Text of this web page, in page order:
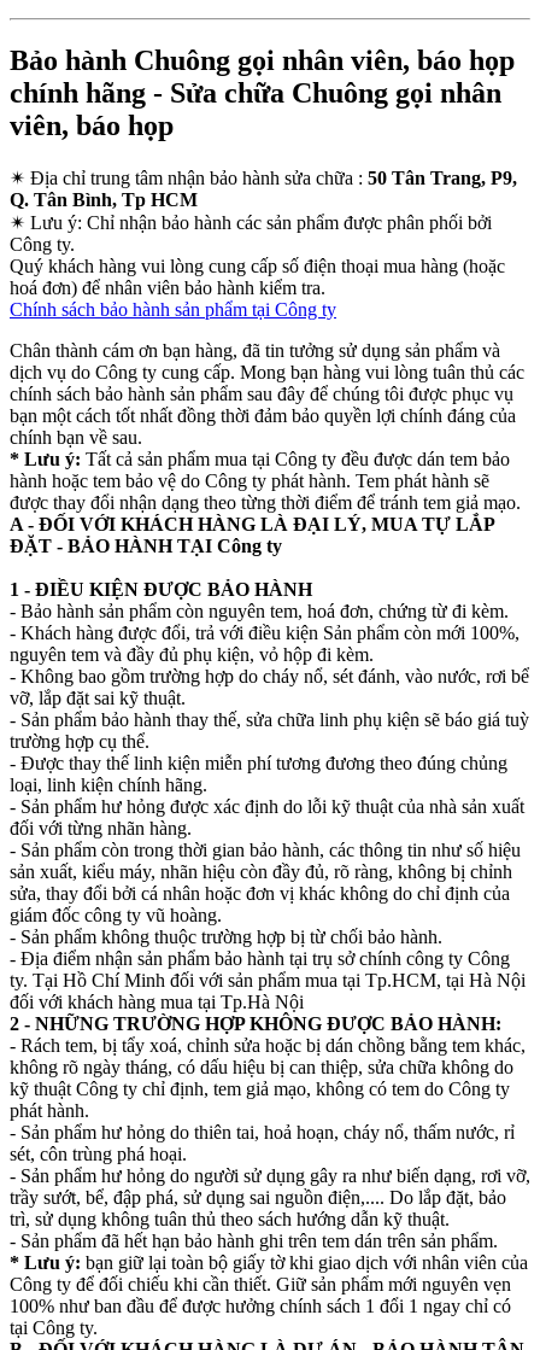
Bảo hành Chuông gọi nhân viên, báo họp
chính hãng - Sửa chữa Chuông gọi nhân
viên, báo họp
✴ Địa chỉ trung tâm nhận bảo hành sửa chữa : 50 Tân Trang, P9,
Q. Tân Bình, Tp HCM
✴ Lưu ý: Chỉ nhận bảo hành các sản phẩm được phân phối bởi
Công ty.
Quý khách hàng vui lòng cung cấp số điện thoại mua hàng (hoặc
hoá đơn) để nhân viên bảo hành kiểm tra.
Chính sách bảo hành sản phẩm tại Công ty
Chân thành cám ơn bạn hàng, đã tin tưởng sử dụng sản phẩm và
dịch vụ do Công ty cung cấp. Mong bạn hàng vui lòng tuân thủ các
chính sách bảo hành sản phẩm sau đây để chúng tôi được phục vụ
bạn một cách tốt nhất đồng thời đảm bảo quyền lợi chính đáng của
chính bạn về sau.
* Lưu ý: Tất cả sản phẩm mua tại Công ty đều được dán tem bảo
hành hoặc tem bảo vệ do Công ty phát hành. Tem phát hành sẽ
được thay đổi nhận dạng theo từng thời điểm để tránh tem giả mạo.
A - ĐỐI VỚI KHÁCH HÀNG LÀ ĐẠI LÝ, MUA TỰ LẮP
ĐẶT - BẢO HÀNH TẠI Công ty
1 - ĐIỀU KIỆN ĐƯỢC BẢO HÀNH
- Bảo hành sản phẩm còn nguyên tem, hoá đơn, chứng từ đi kèm.
- Khách hàng được đổi, trả với điều kiện Sản phẩm còn mới 100%,
nguyên tem và đầy đủ phụ kiện, vỏ hộp đi kèm.
- Không bao gồm trường hợp do cháy nổ, sét đánh, vào nước, rơi bể
vỡ, lắp đặt sai kỹ thuật.
- Sản phẩm bảo hành thay thế, sửa chữa linh phụ kiện sẽ báo giá tuỳ
trường hợp cụ thể.
- Được thay thế linh kiện miễn phí tương đương theo đúng chủng
loại, linh kiện chính hãng.
- Sản phẩm hư hỏng được xác định do lỗi kỹ thuật của nhà sản xuất
đối với từng nhãn hàng.
- Sản phẩm còn trong thời gian bảo hành, các thông tin như số hiệu
sản xuất, kiểu máy, nhãn hiệu còn đầy đủ, rõ ràng, không bị chỉnh
sửa, thay đổi bởi cá nhân hoặc đơn vị khác không do chỉ định của
giám đốc công ty vũ hoàng.
- Sản phẩm không thuộc trường hợp bị từ chối bảo hành.
- Địa điểm nhận sản phẩm bảo hành tại trụ sở chính công ty Công
ty. Tại Hồ Chí Minh đối với sản phẩm mua tại Tp.HCM, tại Hà Nội
đối với khách hàng mua tại Tp.Hà Nội
2 - NHỮNG TRƯỜNG HỢP KHÔNG ĐƯỢC BẢO HÀNH:
- Rách tem, bị tẩy xoá, chỉnh sửa hoặc bị dán chồng bằng tem khác,
không rõ ngày tháng, có dấu hiệu bị can thiệp, sửa chữa không do
kỹ thuật Công ty chỉ định, tem giả mạo, không có tem do Công ty
phát hành.
- Sản phẩm hư hỏng do thiên tai, hoả hoạn, cháy nổ, thấm nước, rỉ
sét, côn trùng phá hoại.
- Sản phẩm hư hỏng do người sử dụng gây ra như biến dạng, rơi vỡ,
trầy sướt, bể, đập phá, sử dụng sai nguồn điện,.... Do lắp đặt, bảo
trì, sử dụng không tuân thủ theo sách hướng dẫn kỹ thuật.
- Sản phẩm đã hết hạn bảo hành ghi trên tem dán trên sản phẩm.
* Lưu ý: bạn giữ lại toàn bộ giấy tờ khi giao dịch với nhân viên của
Công ty để đối chiếu khi cần thiết. Giữ sản phẩm mới nguyên vẹn
100% như ban đầu để được hưởng chính sách 1 đổi 1 ngay chỉ có
tại Công ty.